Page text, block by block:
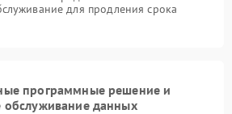
для продления срока
программные решение и
обслуживание данных